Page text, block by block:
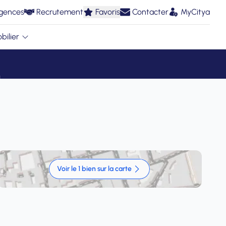
Recrutement Favoris Contacter MyCitya
Voir le 1 bien sur la carte